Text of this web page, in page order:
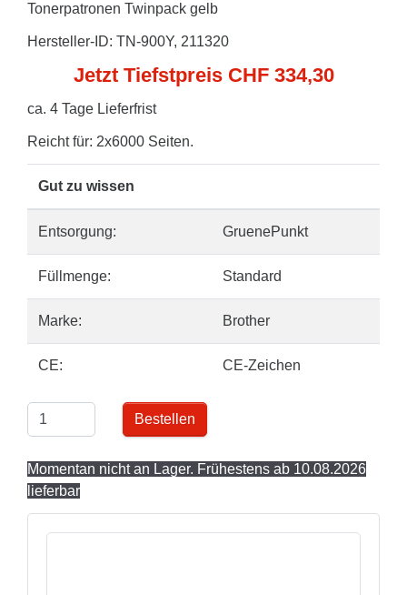
Tonerpatronen Twinpack gelb
Hersteller-ID: TN-900Y, 211320
Jetzt Tiefstpreis CHF 334,30
ca. 4 Tage Lieferfrist
Reicht für: 2x6000 Seiten.
Gut zu wissen
Entsorgung: GruenePunkt
Füllmenge: Standard
Marke: Brother
CE: CE-Zeichen
Bestellen
Momentan nicht an Lager. Frühestens ab 10.08.2026
lieferbar